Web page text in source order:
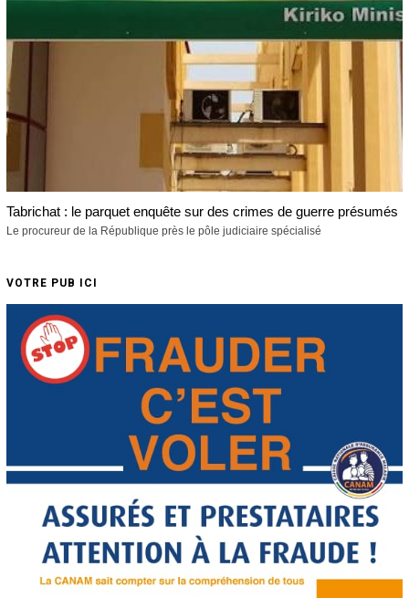
Tabrichat : le parquet enquête sur des crimes de guerre présumés
Le procureur de la République près le pôle judiciaire spécialisé
VOTRE PUB ICI